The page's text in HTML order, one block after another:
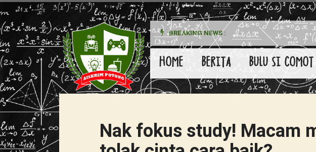
BREAKING NEWS :
HOME BERITA BULU SI COMOT
Nak fokus study! Macam